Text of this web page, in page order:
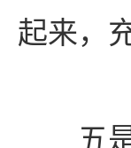
起来，
五